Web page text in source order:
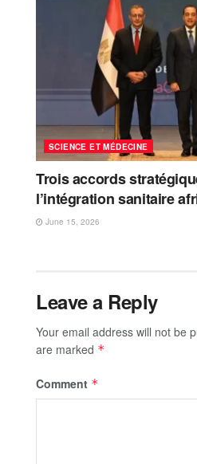
SCIENCE ET MÉDECINE
Trois accords
l’intégration sanitaire
June 15, 2026
Leave a Reply
Your email address will not be
are marked *
Comment *